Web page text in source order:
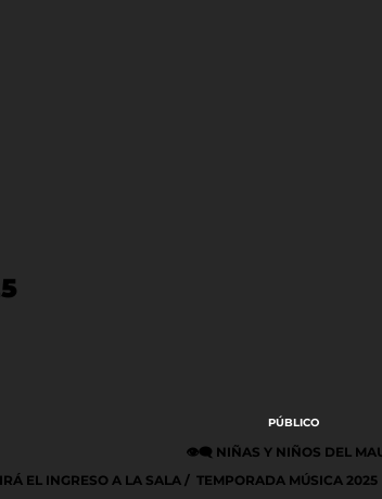
PÚBLICO
👁️‍🗨️ NIÑAS Y NIÑOS DEL
EL INGRESO A LA SALA / TEMPORADA MÚSICA 2025